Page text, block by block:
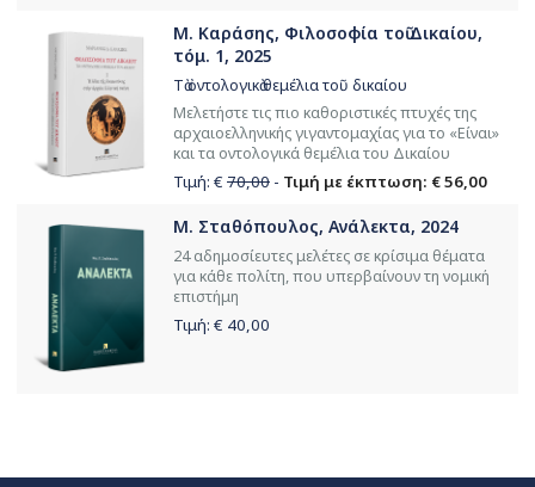
Μ. Καράσης, Φιλοσοφία τοῦ Δικαίου,
τόμ. 1, 2025
Τὰ ὀντολογικὰ θεμέλια τοῦ δικαίου
Μελετήστε τις πιο καθοριστικές πτυχές της
αρχαιοελληνικής γιγαντομαχίας για το «Είναι»
και τα οντολογικά θεμέλια του Δικαίου
Τιμή: € 70,00 - Τιμή με έκπτωση: € 56,00
Μ. Σταθόπουλος, Ανάλεκτα, 2024
24 αδημοσίευτες μελέτες σε κρίσιμα θέματα
για κάθε πολίτη, που υπερβαίνουν τη νομική
επιστήμη
Τιμή: € 40,00